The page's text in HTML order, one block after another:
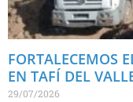
FORTALECEMOS
EN TAFÍ DEL
29/07/2026